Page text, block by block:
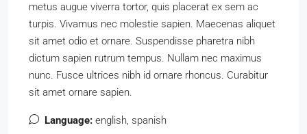
metus augue viverra tortor, quis placerat ex sem ac
turpis. Vivamus nec molestie sapien. Maecenas aliquet
sit amet odio et ornare. Suspendisse pharetra nibh
dictum sapien rutrum tempus. Nullam nec maximus
nunc. Fusce ultrices nibh id ornare rhoncus. Curabitur
sit amet ornare sapien.
Language: english, spanish